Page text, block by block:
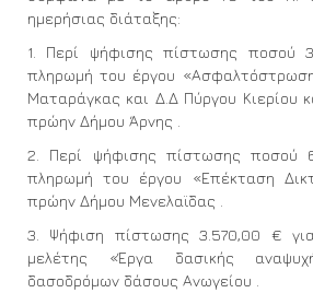
ημερήσιας διάταξης:
1. Περί ψήφισης πίστωσης ποσού
πληρωμή του έργου
Ματαράγκας και Δ.Δ Πύργου Κιερίου
πρώην Δήμου Άρνης .
2. Περί ψήφισης πίστωσης ποσού
πληρωμή του έργου «Επέκταση
πρώην Δήμου Μενελαϊδας .
3. Ψήφιση πίστωσης 3.570,00 €
μελέτης «Έργα δασικής
δασοδρόμων δάσους Ανωγείου .